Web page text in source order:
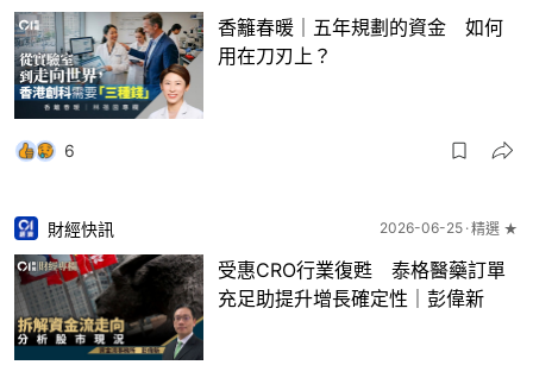
香籬春暖｜五年規劃的資金 如何
用在刀刃上？
6
財經快訊 2026-06-25 精選 ★
受惠CRO行業復甦 泰格醫藥訂單
充足助提升增長確定性｜彭偉新